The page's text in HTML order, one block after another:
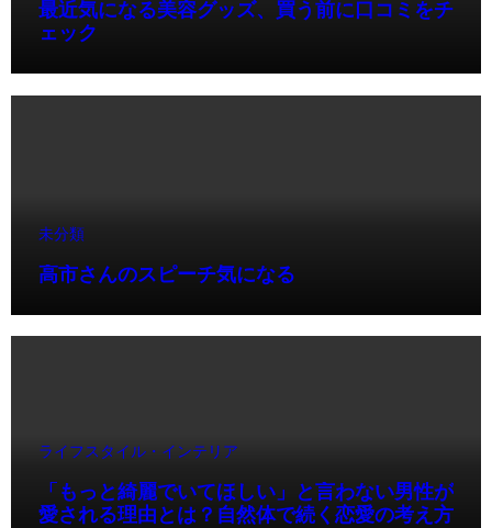
最近気になる美容グッズ、買う前に口コミをチ
ェック
未分類
高市さんのスピーチ気になる
ライフスタイル・インテリア
「もっと綺麗でいてほしい」と言わない男性が
愛される理由とは？自然体で続く恋愛の考え方